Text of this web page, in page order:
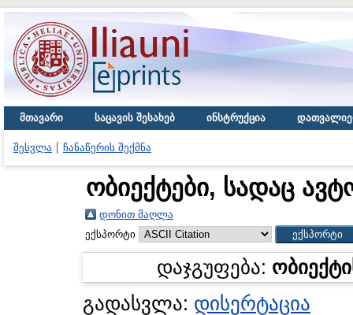
მთავარი საცავის შესახებ ინსტრუქცია
შესვლა ჩანაწერის შექმნა
ობიექტები, სადაც
დონით მაღლა
ექსპორტი
დაჯგუფება:
გადასვლა: დისერტაცია